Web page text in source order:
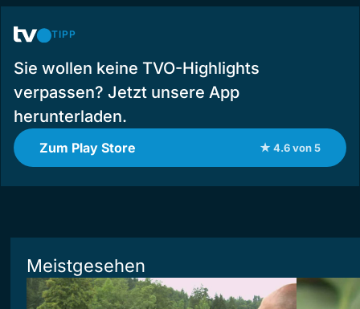
TIPP
Sie wollen keine TVO-Highlights
verpassen? Jetzt unsere App
herunterladen.
Zum Play Store ★ 4.6 von 5
Meistgesehen